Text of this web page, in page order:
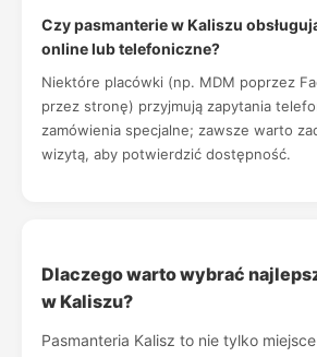
Czy pasmanterie w Kaliszu
online lub telefoniczne?
Niektóre placówki (np. MDM poprzez
przez stronę) przyjmują zapytania
zamówienia specjalne; zawsze warto
wizytą, aby potwierdzić dostępność.
Dlaczego warto wybrać
w Kaliszu?
Pasmanteria Kalisz to nie tylko